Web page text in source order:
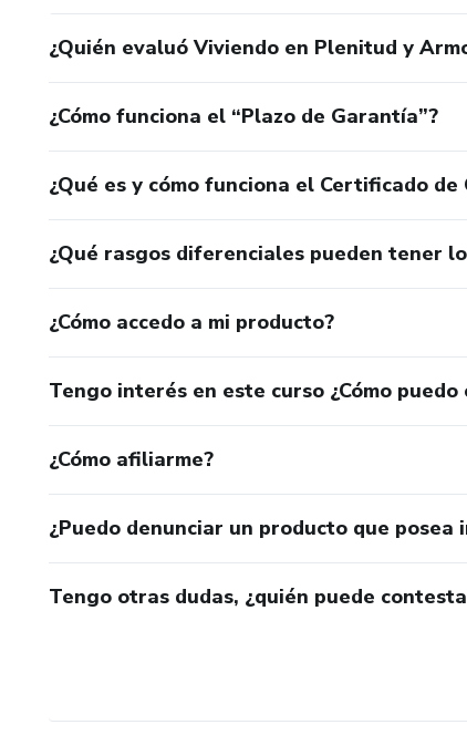
¿Quién evaluó Viviendo en Plenitud y
¿Cómo funciona el “Plazo de Garantía”?
¿Qué es y cómo funciona el Certificado
¿Qué rasgos diferenciales pueden tener
¿Cómo accedo a mi producto?
Tengo interés en este curso ¿Cómo puedo
¿Cómo afiliarme?
¿Puedo denunciar un producto que posea
Tengo otras dudas, ¿quién puede